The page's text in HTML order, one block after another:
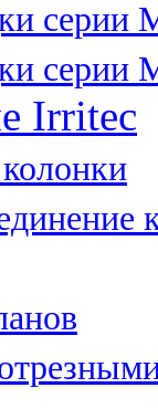
серии
серии
Irritec